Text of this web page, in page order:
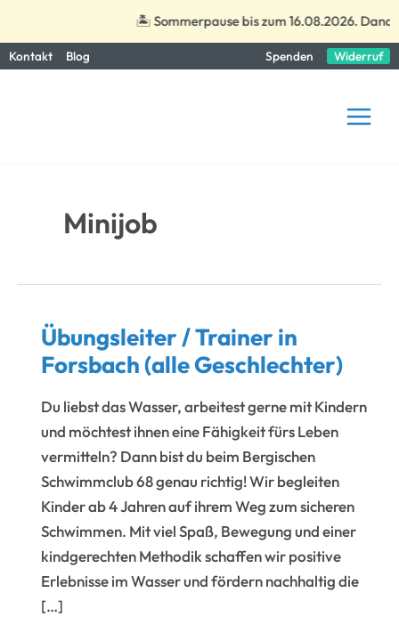
🏝️ Sommerpause bis zum 16.08.2026.
Zum
Kontakt Blog Spenden Widerruf
Minijob
Übungsleiter / Trainer in
Forsbach (alle Geschlechter)
Du liebst das Wasser, arbeitest gerne mit Kindern
und möchtest ihnen eine Fähigkeit fürs Leben
vermitteln? Dann bist du beim Bergischen
Schwimmclub 68 genau richtig! Wir begleiten
Kinder ab 4 Jahren auf ihrem Weg zum sicheren
Schwimmen. Mit viel Spaß, Bewegung und einer
kindgerechten Methodik schaffen wir positive
Erlebnisse im Wasser und fördern nachhaltig die
[…]